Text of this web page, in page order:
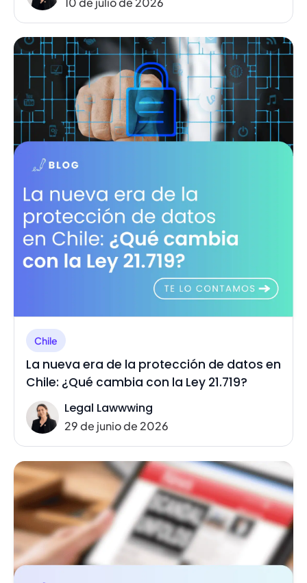
Chile
La nueva era de la protección de datos en
Chile: ¿Qué cambia con la Ley 21.719?
Legal Lawwwing
29 de junio de 2026